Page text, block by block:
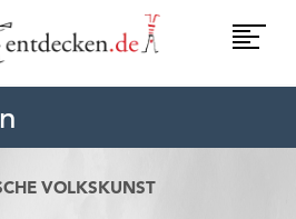
VOLKSKUNST